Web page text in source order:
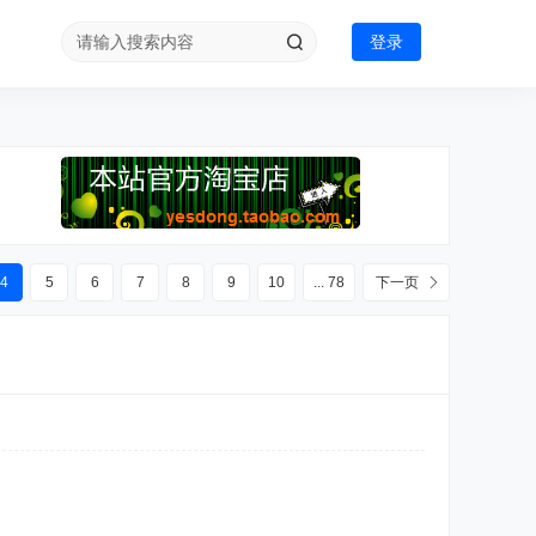
登录
4 5 6 7 8 9 10 ... 78 下一页